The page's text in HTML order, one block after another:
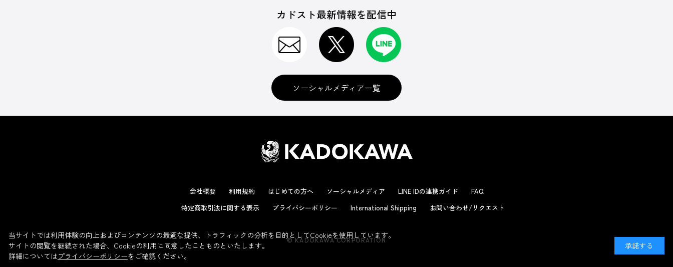
カドスト最新情報を配信中
ソーシャルメディア一覧
会社概要 利用規約 はじめての方へ ソーシャルメディア LINE IDの連携ガイド
FAQ
特定商取引法に関する表示
プライバシーポリシー International Shipping お問い合わせ/リクエスト
© KADOKAWA CORPORATION
当サイトでは利用体験の向上およびコンテンツの最適な提供、トラフィックの分析を目的としてCookieを使用しています。
サイトの閲覧を継続された場合、Cookieの利用に同意したことものといたします。
詳細についてはプライバシーポリシーをご確認ください。
承諾する